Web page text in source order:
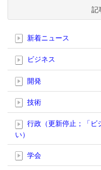
記
新着ニュース
ビジネス
開発
技術
行政（更新停止；「ビ
い）
学会